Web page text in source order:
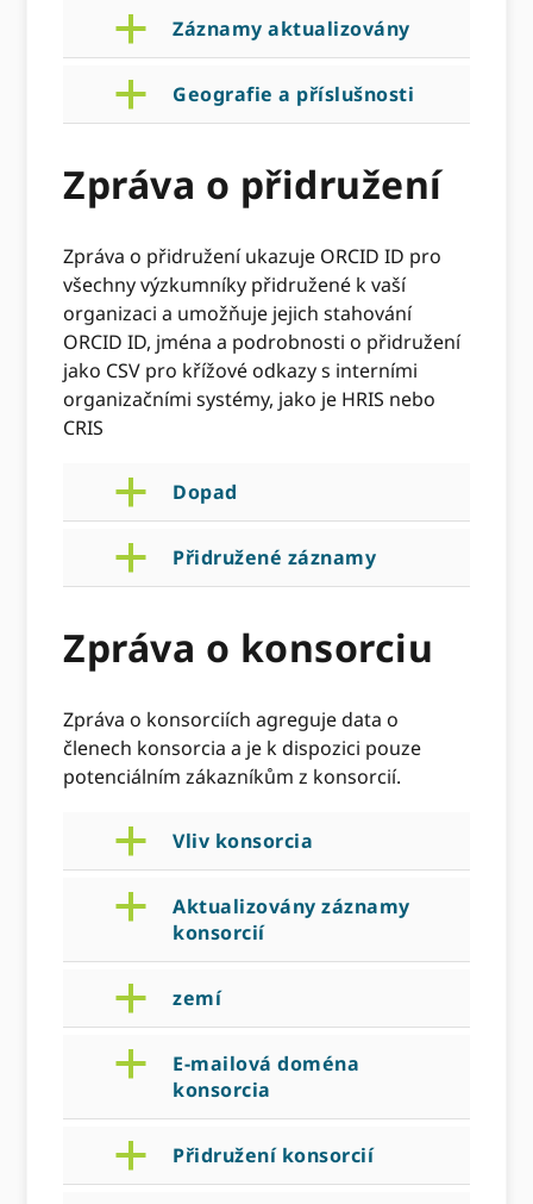
a Záznamy aktualizovány
a Geografie a příslušnosti
Zpráva o přidružení
Zpráva o přidružení ukazuje ORCID ID pro
všechny výzkumníky přidružené k vaší
organizaci a umožňuje jejich stahování
ORCID ID, jména a podrobnosti o přidružení
jako CSV pro křížové odkazy s interními
organizačními systémy, jako je HRIS nebo
CRIS
a Dopad
a Přidružené záznamy
Zpráva o konsorciu
Zpráva o konsorciích agreguje data o
členech konsorcia a je k dispozici pouze
potenciálním zákazníkům z konsorcií.
a Vliv konsorcia
a
Aktualizovány záznamy
konsorcií
a zemí
a
E-mailová doména
konsorcia
a Přidružení konsorcií